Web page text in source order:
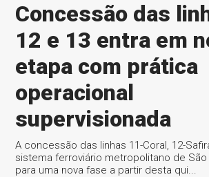
Concessão das
12 e 13 entra em
etapa com prática
operacional
supervisionada
A concessão das linhas 11-Coral, 12-
sistema ferroviário metropolitano de São
para uma nova fase a partir desta qui...